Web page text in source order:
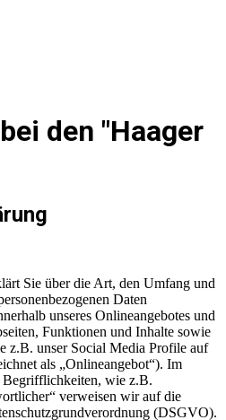
den "Haager
Sie über die Art, den Umfang und
Daten
unseres Onlineangebotes und
Funktionen und Inhalte sowie
z.B. unser Social Media Profile auf
als „Onlineangebot“). Im
wie z.B.
verweisen wir auf die
(DSGVO).